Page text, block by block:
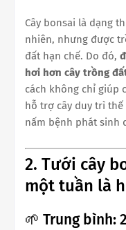
Cây bonsai là dạng
nhiên, nhưng được
đất hạn chế. Do đó,
hơi hơn cây trồng
cách không chỉ giúp
hỗ trợ cây duy trì
nấm bệnh phát sinh
2. Tưới cây
một tuần là
🌱 Trung bình: